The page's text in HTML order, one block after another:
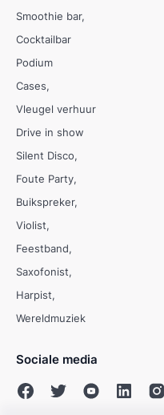
Smoothie bar
Cocktailbar
Podium
Cases
Vleugel verhuur
Drive in show
Silent Disco
Foute Party
Buikspreker
Violist
Feestband
Saxofonist
Harpist
Wereldmuziek
Sociale media